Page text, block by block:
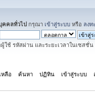
คคลทั่วไป กรุณา เข้าสู่ระบบ หรือ ลงท
ใช้ รหัสผ่าน และระยะเวลาในเซสชั่น
หลือ ค้นหา ปฏิทิน เข้าสู่ระบบ